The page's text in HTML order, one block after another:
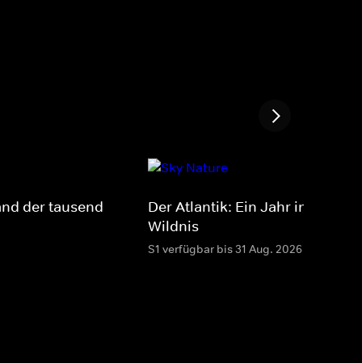
der tausend
Der Atlantik: Ein Jahr in der
Wildnis
S1 verfügbar bis 31 Aug. 2026